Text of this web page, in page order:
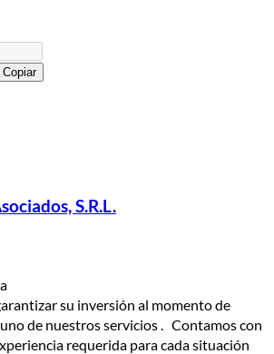
Copiar
S.R.L.
su inversión al momento de
de nuestros servicios . Contamos con
requerida para cada situación